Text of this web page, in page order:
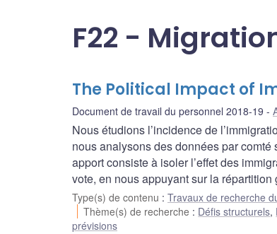
F22 -
The Political Impact of
Document de travail du personnel 2018-19
Nous étudions l’incidence de
nous analysons des données par
apport consiste à isoler l’effet des
vote, en nous appuyant sur la
Type(s) de contenu : Travaux de recherche
Thème(s) de recherche : Défis structurels,
prévisions